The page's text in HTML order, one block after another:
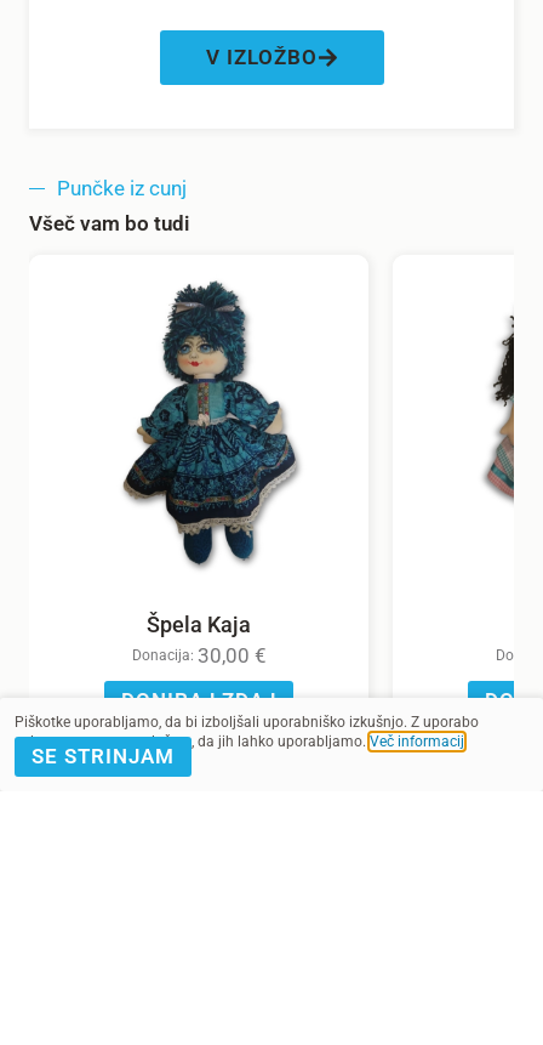
V IZLOŽBO
Punčke iz cunj
Všeč vam bo tudi
Špela Kaja
Donacija: 30,00 €
DONIRAJ ZDAJ
Piškotke uporabljamo, da bi izboljšali uporabniško izkušnjo. Z uporabo
spletnega mesta soglašate, da jih lahko uporabljamo. Več informacij
SE STRINJAM